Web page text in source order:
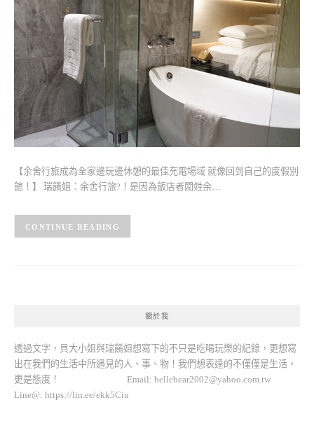
【余舍行旅成為全家邊玩邊休憩的最佳充電場域 就像回到自己的度假別
館！】 瑞餚姐：余舍行旅?！是因為飯店者闆姓余…
CONTINUE READING
關於我
透過文字，貝大小姐與瑞餚姐想寫下的不只是吃喝玩樂的紀錄，更想寫
出在我們的生活中所遇見的人、事、物！我們想表達的不僅僅是生活，
更是態度！ Email: bellebear2002@yahoo.com.tw
Line@: https://lin.ee/ekk5Ciu